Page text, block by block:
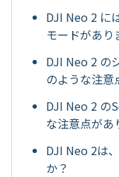
DJI Neo 2 に
モードがあり
DJI Neo 2 の
のような注意
DJI Neo 2 の
な注意点があ
DJI Neo 2は
か？